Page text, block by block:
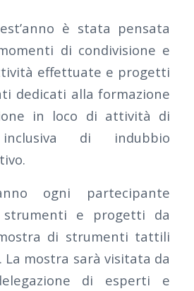
è stata pensata
di condivisione e
effettuate e progetti
dedicati alla formazione
in loco di attività di
inclusiva di indubbio
ogni partecipante
e progetti da
di strumenti tattili
La mostra sarà visitata da
di esperti e